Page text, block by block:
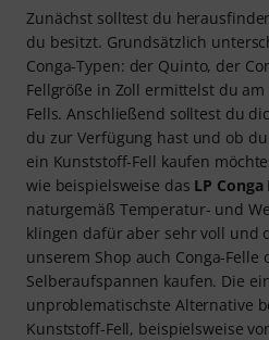
Zunächst solltest du
du besitzt. Grundsätzlich
Conga-Typen: der Quinto, der
Fellgröße in Zoll ermittelst du am
Fells. Anschließend solltest du
du zur Verfügung hast und ob
ein Kunststoff-Fell kaufen
wie beispielsweise das LP Conga
naturgemäß Temperatur- und
klingen dafür aber sehr voll und
unserem Shop auch Conga-
Selberaufspannen kaufen. Die
unproblematischste Alternative
Kunststoff-Fell, beispielsweise